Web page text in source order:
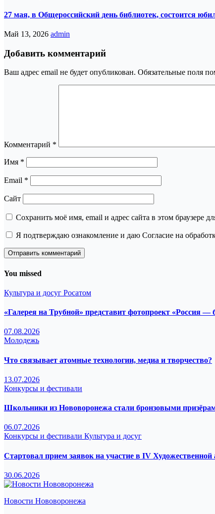
27 мая, в Общероссийский день библиотек, состоится
Май 13, 2026 admin
Добавить комментарий
Ваш адрес email не будет опубликован. Обязательные поля
Комментарий *
Имя *
Email *
Сайт
Сохранить моё имя, email и адрес сайта в этом браузере
Я подтверждаю ознакомление и даю Согласие на
You missed
Культура и досуг Росатом
«Галерея на Трубной» представит фотопроект «Россия —
07.08.2026
Молодежь
Что связывает атомные технологии, медиа и творчество?
13.07.2026
Конкурсы и фестивали
Школьники из Нововоронежа стали бронзовыми
06.07.2026
Конкурсы и фестивали Культура и досуг
Стартовал прием заявок на участие в IV
30.06.2026
Новости Нововоронежа